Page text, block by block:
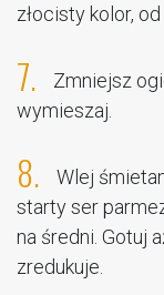
złocisty kolor,
7.
Zmniejsz
wymieszaj.
8.
Wlej
starty ser
na średni. Gotuj
zredukuje.